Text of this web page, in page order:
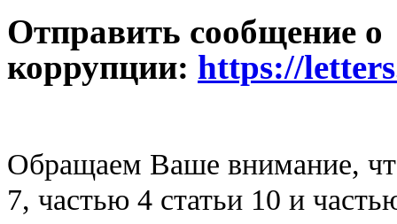
Отправить сообщение о
коррупции: https://
Обращаем Ваше внимание,
7, частью 4 статьи 10 и